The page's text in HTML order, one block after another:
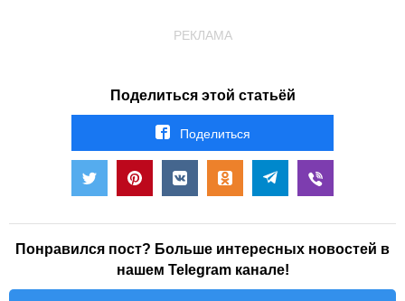
РЕКЛАМА
Поделиться этой статьёй
Поделиться
Понравился пост? Больше интересных новостей в
нашем Telegram канале!